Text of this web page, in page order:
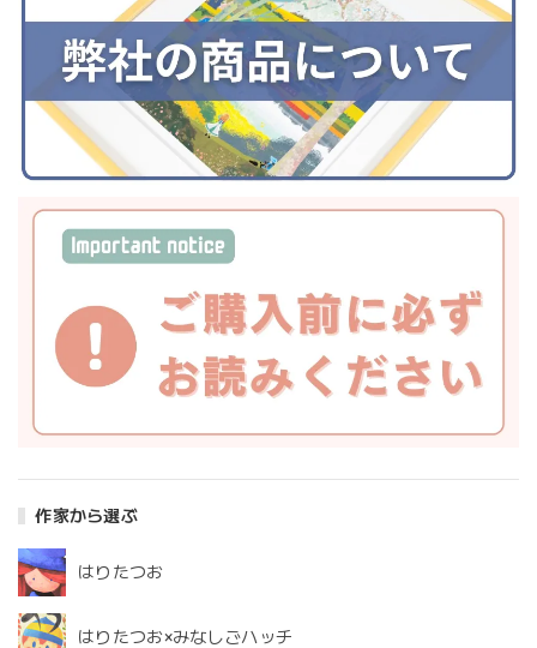
作家から選ぶ
はりたつお
はりたつお×みなしごハッチ